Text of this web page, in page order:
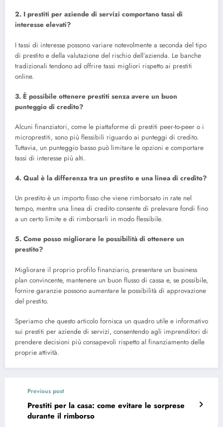
2. I prestiti per aziende di servizi comportano tassi di
interesse elevati?
I tassi di interesse possono variare notevolmente a seconda del tipo
di prestito e della valutazione del rischio dell’azienda. Le banche
tradizionali tendono ad offrire tassi migliori rispetto ai prestiti
online.
3. È possibile ottenere prestiti senza avere un buon
punteggio di credito?
Alcuni finanziatori, come le piattaforme di prestiti peer-to-peer o i
microprestiti, sono più flessibili riguardo ai punteggi di credito.
Tuttavia, un punteggio basso può limitare le opzioni e comportare
tassi di interesse più alti.
4. Qual è la differenza tra un prestito e una linea di credito?
Un prestito è un importo fisso che viene rimborsato in rate nel
tempo, mentre una linea di credito consente di prelevare fondi fino
a un certo limite e di rimborsarli in modo flessibile.
5. Come posso migliorare le possibilità di ottenere un
prestito?
Migliorare il proprio profilo finanziario, presentare un business
plan convincente, mantenere un buon flusso di cassa e, se possibile,
fornire garanzie possono aumentare le possibilità di approvazione
del prestito.
Speriamo che questo articolo fornisca un quadro utile e informativo
sui prestiti per aziende di servizi, consentendo agli imprenditori di
prendere decisioni più consapevoli rispetto al finanziamento delle
proprie attività.
Previous post
Prestiti per la casa: come evitare le sorprese
durante il rimborso